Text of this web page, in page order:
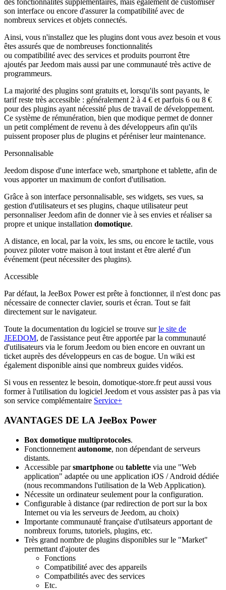
des fonctionnalités supplémentaires, mais également de customiser
son interface ou encore d'assurer la compatibilité avec de
nombreux services et objets connectés.
Ainsi, vous n'installez que les plugins dont vous avez besoin et vous
êtes assurés que de nombreuses fonctionnalités
ou compatibilité avec des services et produits pourront être
ajoutés par Jeedom mais aussi par une communauté très active de
programmeurs.
La majorité des plugins sont gratuits et, lorsqu'ils sont payants, le
tarif reste très accessible : généralement 2 à 4 € et parfois 6 ou 8 €
pour des plugins ayant nécessité plus de travail de développement.
Ce système de rémunération, bien que modique permet de donner
un petit complément de revenu à des développeurs afin qu'ils
puissent proposer plus de plugins et péréniser leur maintenance.
Personnalisable
Jeedom dispose d'une interface web, smartphone et tablette, afin de
vous apporter un maximum de confort d'utilisation.
Grâce à son interface personnalisable, ses widgets, ses vues, sa
gestion d'utilisateurs et ses plugins, chaque utilisateur peut
personnaliser Jeedom afin de donner vie à ses envies et réaliser sa
propre et unique installation domotique.
A distance, en local, par la voix, les sms, ou encore le tactile, vous
pouvez piloter votre maison à tout instant et être alerté d'un
événement (peut nécessiter des plugins).
Accessible
Par défaut, la JeeBox Powerest prête à fonctionner, il n'est donc pas
nécessaire de connecter clavier, souris et écran. Tout se fait
directement sur le navigateur.
Toute la documentation du logiciel se trouve surle site de
JEEDOM, de l'assistance peut être apportée par la communauté
d'utilisateurs via le forum Jeedom ou bien encore en ouvrant un
ticket auprès des développeurs en cas de bogue. Un wiki est
également disponible ainsi que nombreux guides vidéos.
Si vous en ressentez le besoin, domotique-store.fr peut aussi vous
former à l'utilisation du logiciel Jeedom et vous assister pas à pas via
son service complémentaire Service+
AVANTAGES DE LA JeeBox Power
Box domotique multiprotocoles.
Fonctionnement autonome, non dépendant de serveurs
distants.
Accessible parsmartphone ou tablette via une "Web
application" adaptée ou une application iOS / Android dédiée
(nous recommandons l'utilisation de la Web Application).
Nécessite un ordinateur seulement pour la configuration.
Configurable à distance (par redirection de port sur la box
Internet ou via les serveurs de Jeedom, au choix)
Importante communauté française d'utilsateurs apportant de
nombreux forums, tutoriels, plugins, etc.
Très grand nombre de plugins disponibles sur le "Market"
permettant d'ajouter des
Fonctions
Compatibilité avec des appareils
Compatbilités avec des services
Etc.